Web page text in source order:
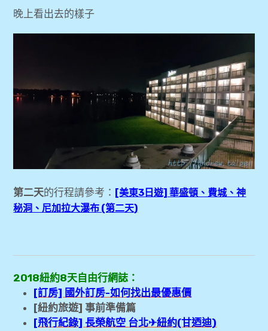
晚上看出去的樣子
第二天的行程請參考： [美東3日遊] 華盛頓、費城、神
秘洞、尼加拉大瀑布 (第二天)
2018紐約8天自由行網誌：
[訂房] 國外訂房-如何找出最優惠價
[紐約旅遊] 事前準備篇
[飛行紀錄] 長榮航空 台北✈紐約(甘迺迪)